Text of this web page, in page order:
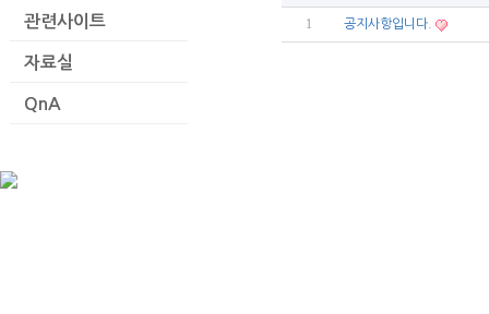
관련사이트
자료실
QnA
1 공지사항입니다.